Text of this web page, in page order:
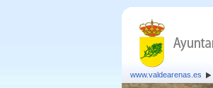
www.valdearenas.es